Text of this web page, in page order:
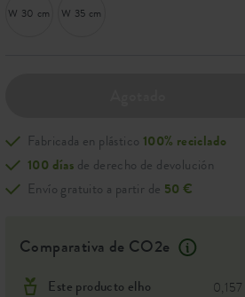
W 30 cm W 35 cm
Fabricada en plástico 100% reciclado
100 días de derecho de devolución
Envío gratuito a partir de 50 €
Comparativa de CO2e
Este producto elho